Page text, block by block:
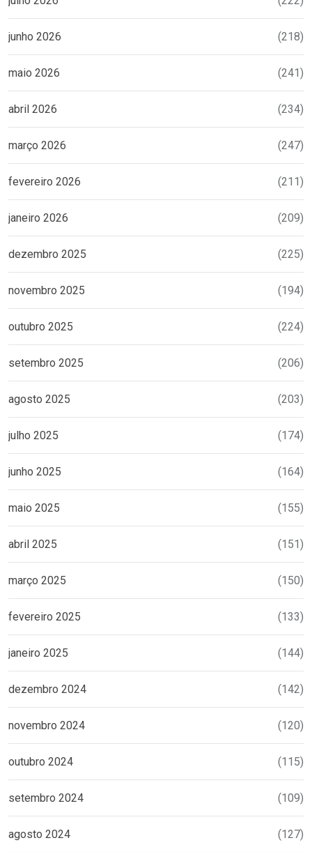
junho 2026 (218)
maio 2026 (241)
abril 2026 (234)
março 2026 (247)
fevereiro 2026 (211)
janeiro 2026 (209)
dezembro 2025 (225)
novembro 2025 (194)
outubro 2025 (224)
setembro 2025 (206)
agosto 2025 (203)
julho 2025 (174)
junho 2025 (164)
maio 2025 (155)
abril 2025 (151)
março 2025 (150)
fevereiro 2025 (133)
janeiro 2025 (144)
dezembro 2024 (142)
novembro 2024 (120)
outubro 2024 (115)
setembro 2024 (109)
agosto 2024 (127)